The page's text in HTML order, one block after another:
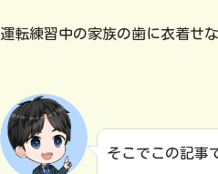
運転練習中の家族の歯に衣着せ
そこでこの記事